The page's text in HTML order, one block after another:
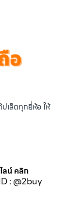
เล็ตทุกยี่ห้อ ให้
ลน์ คลิก
: @2buy